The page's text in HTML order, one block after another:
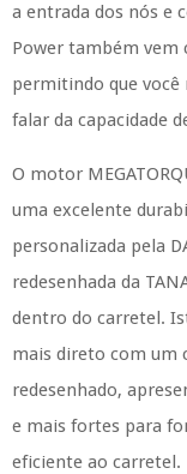
a entrada dos nós e
Power também vem
permitindo que você
falar da capacidade
O motor
uma excelente
personalizada pela
redesenhada da
dentro do carretel.
mais direto com um
redesenhado,
e mais fortes para
eficiente ao carretel.